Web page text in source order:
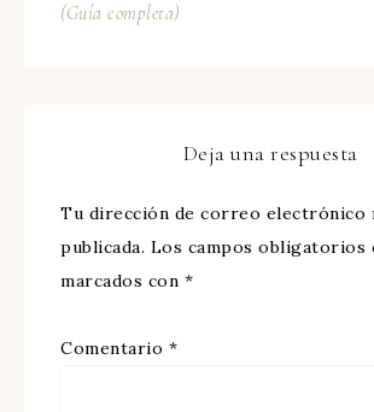
(Guía completa)
Deja una respuesta
Tu dirección de correo electrónico
publicada. Los campos obligatorios
marcados con *
Comentario *